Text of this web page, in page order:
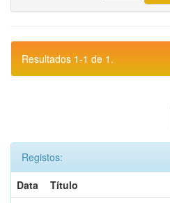
Resultados 1-1 de 1.
Registos:
Data
Título